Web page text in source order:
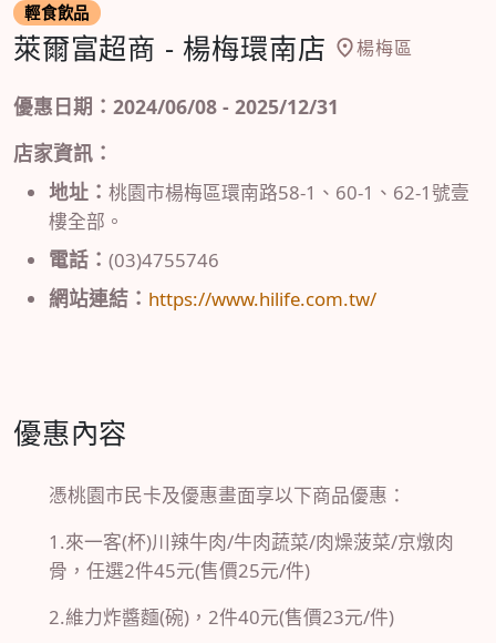
輕食飲品
萊爾富超商 - 楊梅環南店 楊梅區
優惠日期：2024/06/08 - 2025/12/31
店家資訊：
地址： 桃園市楊梅區環南路58-1、60-1、62-1號壹
樓全部。
電話： (03)4755746
網站連結： https://www.hilife.com.tw/
優惠內容
憑桃園市民卡及優惠畫面享以下商品優惠：
1.來一客(杯)川辣牛肉/牛肉蔬菜/肉燥菠菜/京燉肉
骨，任選2件45元(售價25元/件)
2.維力炸醬麵(碗)，2件40元(售價23元/件)